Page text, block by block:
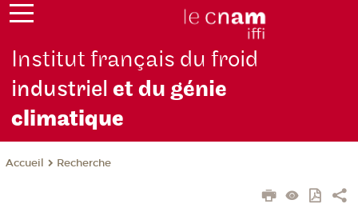
Institut français du froid
industrielet du génie
climatique
Accueil Recherche